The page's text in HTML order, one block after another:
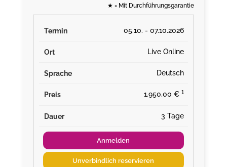
★ = Mit Durchführungsgarantie
05.10. - 07.10.2026
Live Online
Deutsch
1.950,00 € ¹
3 Tage
Anmelden
Unverbindlich reservieren